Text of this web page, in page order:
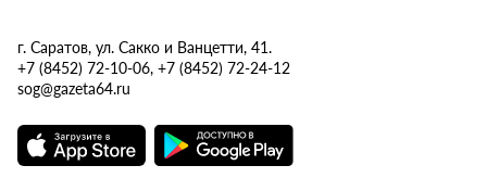
г. Саратов, ул. Сакко и Ванцетти, 41.
+7 (8452) 72-10-06, +7 (8452) 72-24-12
sog@gazeta64.ru